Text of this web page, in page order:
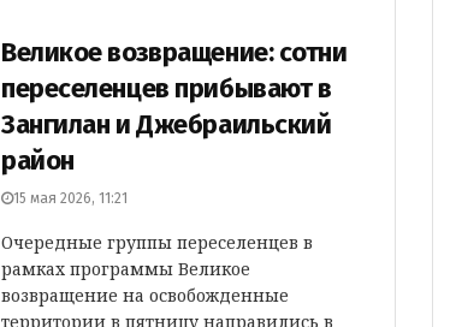
Великое возвращение: сотни
переселенцев прибывают в
Зангилан и Джебраильский
район
15 мая 2026, 11:21
Очередные группы переселенцев в
рамках программы Великое
возвращение на освобожденные
территории в пятницу направились в